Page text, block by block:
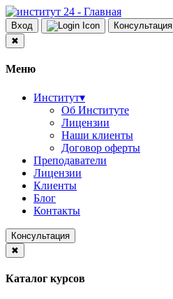
Вход
Консультация
✖
Меню
Институт▾
Об Институте
Лицензии
Наши клиенты
Договор оферты
Преподаватели
Лицензии
Клиенты
Блог
Контакты
Консультация
✖
Каталог курсов